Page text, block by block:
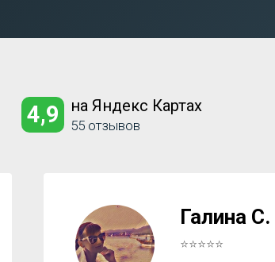
55 отзывов
на Яндекс Картах
4,9
Галина С.
⭐⭐⭐⭐⭐